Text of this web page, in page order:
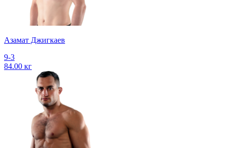
Азамат Джигкаев
9-3
84.00 кг